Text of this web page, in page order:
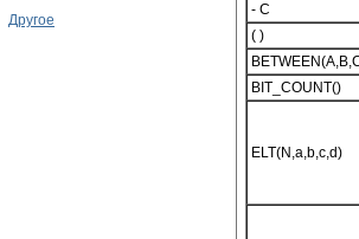
Другое
- С
( )
BIT_COUNT()
ELT(N,a,b,c,d)